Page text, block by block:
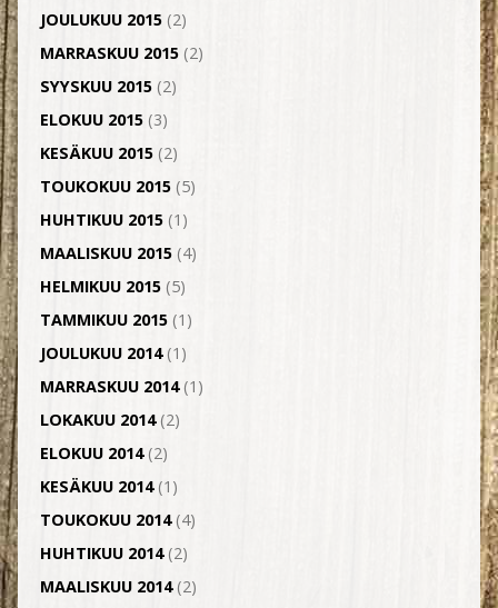
JOULUKUU 2015(2)
MARRASKUU 2015(2)
SYYSKUU 2015(2)
ELOKUU 2015(3)
KESÄKUU 2015(2)
TOUKOKUU 2015(5)
HUHTIKUU 2015(1)
MAALISKUU 2015(4)
HELMIKUU 2015(5)
TAMMIKUU 2015(1)
JOULUKUU 2014(1)
MARRASKUU 2014(1)
LOKAKUU 2014(2)
ELOKUU 2014(2)
KESÄKUU 2014(1)
TOUKOKUU 2014(4)
HUHTIKUU 2014(2)
MAALISKUU 2014(2)